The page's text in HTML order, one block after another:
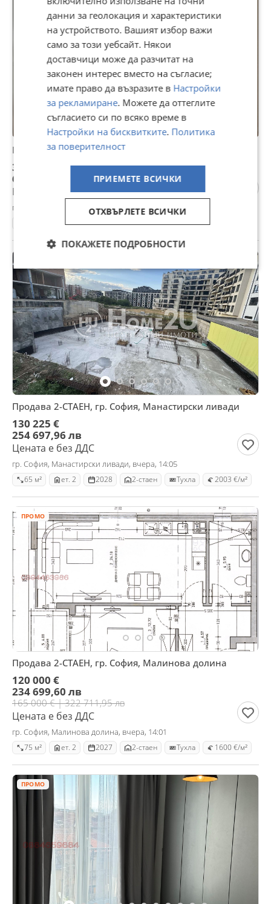
Продава 3-СТАЕН, гр. София, Център
306 998 €
600 435,90 лв
Не се начислява ДДС
гр. София, Център, вчера, 14:21
ет. 2 1920 3-стаен Тухла
Продава 2-СТАЕН, гр. София, Манастирски ливади
130 225 €
254 697,96 лв
Цената е без ДДС
гр. София, Манастирски ливади, вчера, 14:05
65 м² ет. 2 2028 2-стаен Тухла 2003 €/м²
ПРОМО
Продава 2-СТАЕН, гр. София, Малинова долина
120 000 €
234 699,60 лв
165 000 € | 322 711,95 лв
Цената е без ДДС
гр. София, Малинова долина, вчера, 14:01
75 м² ет. 2 2027 2-стаен Тухла 1600 €/м²
ПРОМО
данни за геолокация и характеристики
на устройството. Вашият избор важи
само за този уебсайт. Някои
доставчици може да разчитат на
законен интерес вместо на съгласие;
имате право да възразите в Настройки
за рекламиране. Можете да оттеглите
съгласието си по всяко време в
Настройки на бисквитките. Политика
за поверителност
ПРИЕМЕТЕ ВСИЧКИ
ОТХВЪРЛЕТЕ ВСИЧКИ
ПОКАЖЕТЕ ПОДРОБНОСТИ